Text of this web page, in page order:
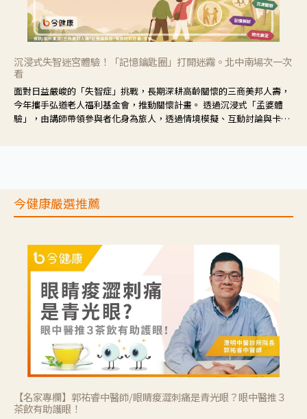
沉浸式失智迷宮體驗！「記憶鑰匙圈」打開迷霧。北中南場次一次
看
面對日益嚴峻的「失智症」挑戰，長期深耕高齡關懷的三商美邦人壽，
今年攜手弘道老人福利基金會，推動關懷計畫。 透過沉浸式「孟婆體
驗」，由講師帶領參與者化身為旅人，透過情境模擬、互動討論與卡牌
今健康嚴選推薦
【名家專欄】郭祐睿中醫師/眼睛痠澀刺痛是青光眼？眼中醫推３
茶飲有助護眼！